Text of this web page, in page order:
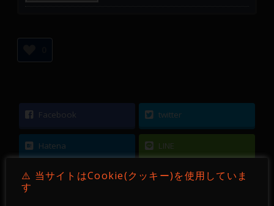
Facebook twitter
Hatena LINE
Pocket
⚠️ 当サイトはCookie(クッキー)を使用していま
す